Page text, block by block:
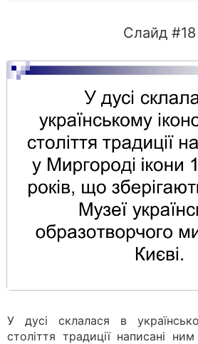
Слайд #18
У дусі склалася в
століття традиції написані